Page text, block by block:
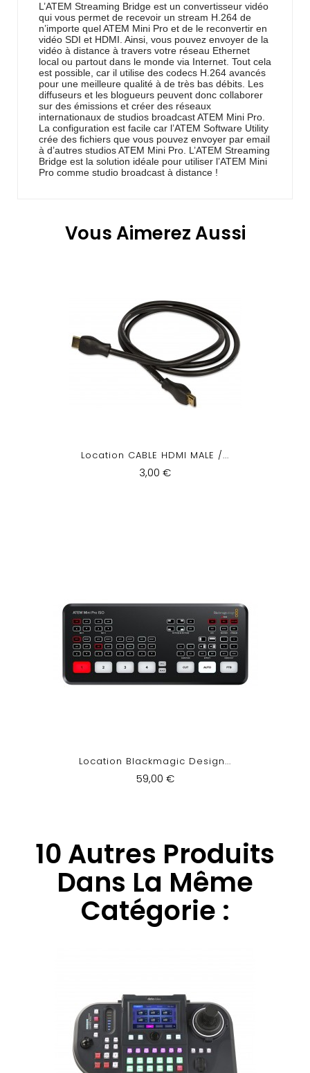
L’ATEM Streaming Bridge est un convertisseur vidéo
qui vous permet de recevoir un stream H.264 de
n’importe quel ATEM Mini Pro et de le reconvertir en
vidéo SDI et HDMI. Ainsi, vous pouvez envoyer de la
vidéo à distance à travers votre réseau Ethernet
local ou partout dans le monde via Internet. Tout cela
est possible, car il utilise des codecs H.264 avancés
pour une meilleure qualité à de très bas débits. Les
diffuseurs et les blogueurs peuvent donc collaborer
sur des émissions et créer des réseaux
internationaux de studios broadcast ATEM Mini Pro.
La configuration est facile car l’ATEM Software Utility
crée des fichiers que vous pouvez envoyer par email
à d’autres studios ATEM Mini Pro. L’ATEM Streaming
Bridge est la solution idéale pour utiliser l’ATEM Mini
Pro comme studio broadcast à distance !
Vous Aimerez Aussi
Location CABLE HDMI MALE /...
3,00 €
Location Blackmagic Design...
59,00 €
10 Autres Produits
Dans La Même
Catégorie :